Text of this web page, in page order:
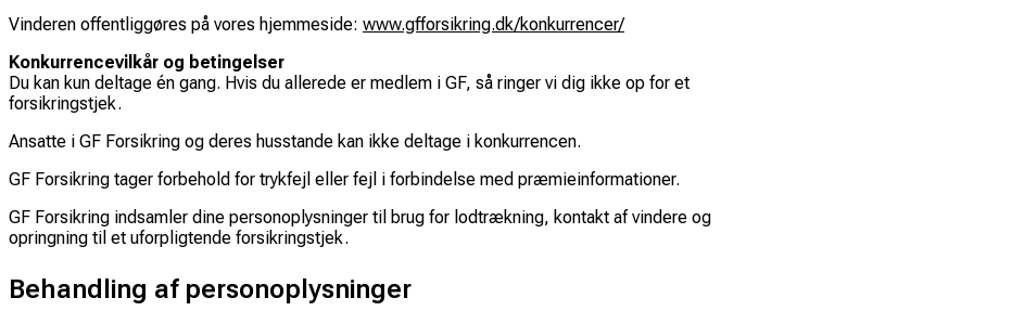
Vinderen offentliggøres på vores hjemmeside: www.gfforsikring.dk/konkurrencer/
Konkurrencevilkår og betingelser
Du kan kun deltage én gang. Hvis du allerede er medlem i GF, så ringer vi dig ikke op for et
forsikringstjek.
Ansatte i GF Forsikring og deres husstande kan ikke deltage i konkurrencen.
GF Forsikring tager forbehold for trykfejl eller fejl i forbindelse med præmieinformationer.
GF Forsikring indsamler dine personoplysninger til brug for lodtrækning, kontakt af vindere og
opringning til et uforpligtende forsikringstjek.
Behandling af personoplysninger